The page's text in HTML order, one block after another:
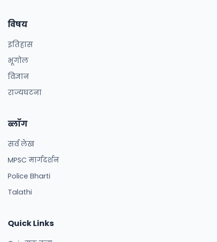
विषय
इतिहास
भूगोल
विज्ञान
राज्यघटना
ब्लॉग
सर्व लेख
MPSC मार्गदर्शन
Police Bharti
Talathi
Quick Links